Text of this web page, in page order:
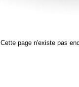
Cette page n'existe pas